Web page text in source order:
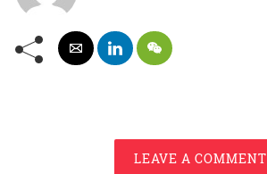
LEAVE A COMMENT